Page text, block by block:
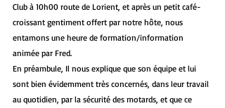
Club à 10h00 route de Lorient, et après un petit café-
croissant gentiment offert par notre hôte, nous
entamons une heure de formation/information
animée par Fred.
En préambule, Il nous explique que son équipe et lui
sont bien évidemment très concernés, dans leur travail
au quotidien, par la sécurité des motards, et que ce